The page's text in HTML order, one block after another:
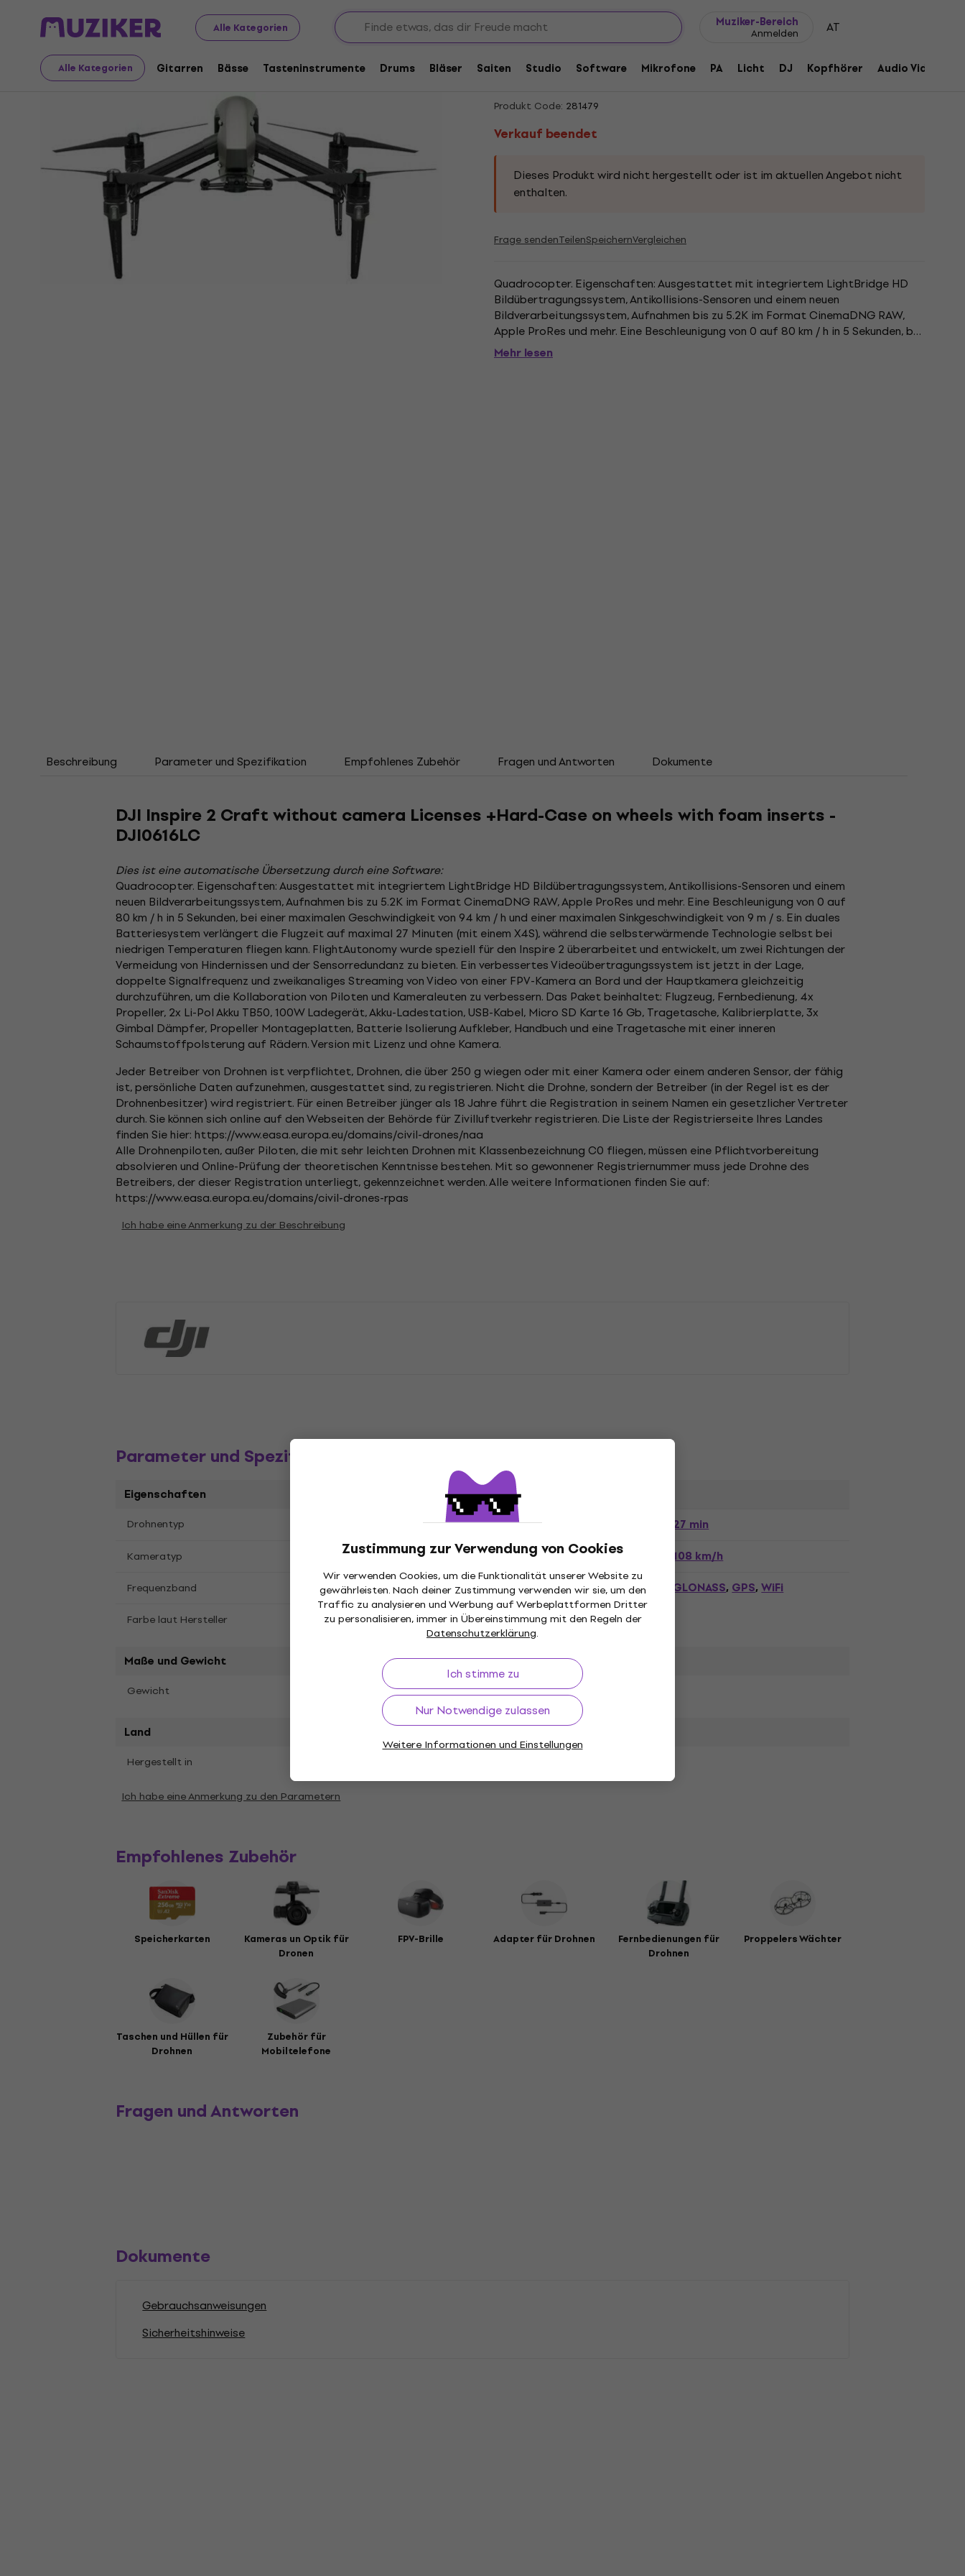
Alle Kategorien
Muziker-Bereich
Anmelden AT
Alle Kategorien Gitarren Bässe Tasteninstrumente Drums Bläser Saiten Studio Software Mikrofone PA Licht DJ Kopfhörer Audio Video
Zustimmung zur Verwendung von Cookies
Wir verwenden Cookies, um die Funktionalität unserer Website zu
gewährleisten. Nach deiner Zustimmung verwenden wir sie, um den
Traffic zu analysieren und Werbung auf Werbeplattformen Dritter
zu personalisieren, immer in Übereinstimmung mit den Regeln der
Datenschutzerklärung.
Ich stimme zu
Nur Notwendige zulassen
Weitere Informationen und Einstellungen
Audio Video Tech
Video
Verkauf beendet
Verkauf beendet
DJI Inspire 2 Craft without camera Licenses +Hard-Case
Produkt Code: 281479
Verkauf beendet
Dieses Produkt wird nicht hergestellt oder ist im aktuellen Angebot nicht
enthalten.
Frage sendenTeilenSpeichernVergleichen
Quadrocopter. Eigenschaften: Ausgestattet mit integriertem LightBridge HD
Bildübertragungssystem, Antikollisions-Sensoren und einem neuen
Bildverarbeitungssystem, Aufnahmen bis zu 5.2K im Format CinemaDNG RAW,
Apple ProRes und mehr. Eine Beschleunigung von 0 auf 80 km / h in 5 Sekunden, bei
einer maximalen Geschwindigkeit von 94 km / h und einer...
Mehr lesen
Beschreibung Parameter und Spezifikation Empfohlenes Zubehör Fragen und Antworten Dokumente
DJI Inspire 2 Craft without camera Licenses +Hard-Case on wheels with foam inserts -
DJI0616LC
Dies ist eine automatische Übersetzung durch eine Software:
Quadrocopter. Eigenschaften: Ausgestattet mit integriertem LightBridge HD Bildübertragungssystem, Antikollisions-Sensoren und einem
neuen Bildverarbeitungssystem, Aufnahmen bis zu 5.2K im Format CinemaDNG RAW, Apple ProRes und mehr. Eine Beschleunigung von 0 auf
80 km / h in 5 Sekunden, bei einer maximalen Geschwindigkeit von 94 km / h und einer maximalen Sinkgeschwindigkeit von 9 m / s. Ein duales
Batteriesystem verlängert die Flugzeit auf maximal 27 Minuten (mit einem X4S), während die selbsterwärmende Technologie selbst bei
niedrigen Temperaturen fliegen kann. FlightAutonomy wurde speziell für den Inspire 2 überarbeitet und entwickelt, um zwei Richtungen der
Vermeidung von Hindernissen und der Sensorredundanz zu bieten. Ein verbessertes Videoübertragungssystem ist jetzt in der Lage,
doppelte Signalfrequenz und zweikanaliges Streaming von Video von einer FPV-Kamera an Bord und der Hauptkamera gleichzeitig
durchzuführen, um die Kollaboration von Piloten und Kameraleuten zu verbessern. Das Paket beinhaltet: Flugzeug, Fernbedienung, 4x
Propeller, 2x Li-Pol Akku TB50, 100W Ladegerät, Akku-Ladestation, USB-Kabel, Micro SD Karte 16 Gb, Tragetasche, Kalibrierplatte, 3x
Gimbal Dämpfer, Propeller Montageplatten, Batterie Isolierung Aufkleber, Handbuch und eine Tragetasche mit einer inneren
Schaumstoffpolsterung auf Rädern. Version mit Lizenz und ohne Kamera.
Jeder Betreiber von Drohnen ist verpflichtet, Drohnen, die über 250 g wiegen oder mit einer Kamera oder einem anderen Sensor, der fähig
ist, persönliche Daten aufzunehmen, ausgestattet sind, zu registrieren. Nicht die Drohne, sondern der Betreiber (in der Regel ist es der
Drohnenbesitzer) wird registriert. Für einen Betreiber jünger als 18 Jahre führt die Registration in seinem Namen ein gesetzlicher Vertreter
durch. Sie können sich online auf den Webseiten der Behörde für Zivilluftverkehr registrieren. Die Liste der Registrierseite Ihres Landes
finden Sie hier: https://www.easa.europa.eu/domains/civil-drones/naa
Alle Drohnenpiloten, außer Piloten, die mit sehr leichten Drohnen mit Klassenbezeichnung C0 fliegen, müssen eine Pflichtvorbereitung
absolvieren und Online-Prüfung der theoretischen Kenntnisse bestehen. Mit so gewonnener Registriernummer muss jede Drohne des
Betreibers, der dieser Registration unterliegt, gekennzeichnet werden. Alle weitere Informationen finden Sie auf:
https://www.easa.europa.eu/domains/civil-drones-rpas
Ich habe eine Anmerkung zu der Beschreibung
Parameter und Spezifikation
Eigenschaften
Drohnentyp Flugzeit 27 min
Kameratyp Max Geschwindigkeit 108 km/h
Frequenzband 2,4 GHz,5,8 GHz Technologie GLONASS,GPS,WiFi
Farbe laut Hersteller
Maße und Gewicht
Gewicht
Land
Hergestellt in
Ich habe eine Anmerkung zu den Parametern
Empfohlenes Zubehör
Speicherkarten
Kameras un Optik für
Dronen
FPV-Brille Adapter für Drohnen
Fernbedienungen für
Drohnen
Proppelers Wächter
Taschen und Hüllen für
Drohnen
Zubehör für
Mobiltelefone
Fragen und Antworten
Dokumente
Gebrauchsanweisungen
Sicherheitshinweise